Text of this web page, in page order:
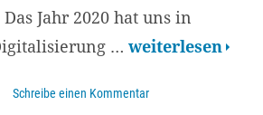
Jahr 2020 hat uns in
… Digital
Daten,
weiterlesen
Schreibe einen Kommentar